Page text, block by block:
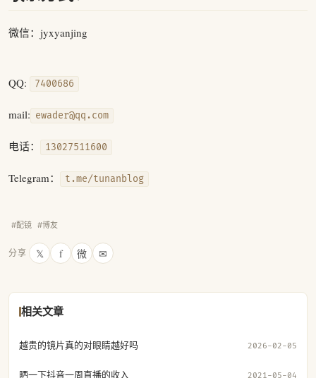
微信：jyxyanjing
QQ: 7400686
mail: ewader@qq.com
电话： 13027511600
Telegram： t.me/tunanblog
#配镜 #博友
分享 𝕏 f 微 ✉
相关文章
越贵的镜片真的对眼睛越好吗 2026-02-05
晒一下抖音一周直播的收入 2021-05-04